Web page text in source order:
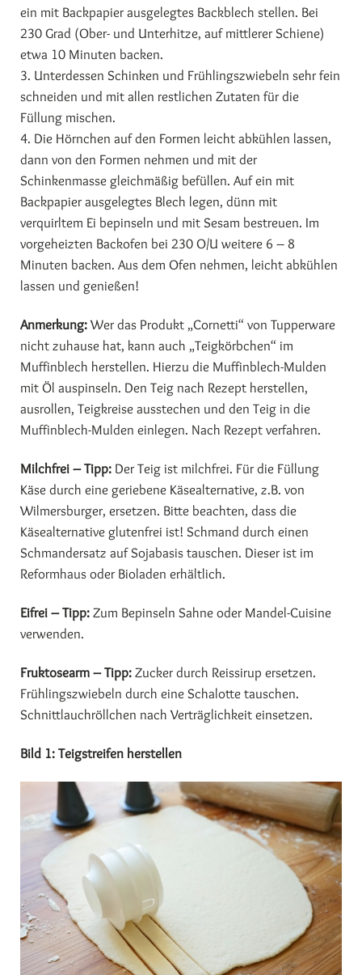
ein mit Backpapier ausgelegtes Backblech stellen. Bei
230 Grad (Ober- und Unterhitze, auf mittlerer Schiene)
etwa 10 Minuten backen.
3. Unterdessen Schinken und Frühlingszwiebeln sehr fein
schneiden und mit allen restlichen Zutaten für die
Füllung mischen.
4. Die Hörnchen auf den Formen leicht abkühlen lassen,
dann von den Formen nehmen und mit der
Schinkenmasse gleichmäßig befüllen. Auf ein mit
Backpapier ausgelegtes Blech legen, dünn mit
verquirltem Ei bepinseln und mit Sesam bestreuen. Im
vorgeheizten Backofen bei 230 O/U weitere 6 – 8
Minuten backen. Aus dem Ofen nehmen, leicht abkühlen
lassen und genießen!
Anmerkung:Wer das Produkt „Cornetti“ von Tupperware
nicht zuhause hat, kann auch „Teigkörbchen“ im
Muffinblech herstellen. Hierzu die Muffinblech-Mulden
mit Öl auspinseln. Den Teig nach Rezept herstellen,
ausrollen, Teigkreise ausstechen und den Teig in die
Muffinblech-Mulden einlegen. Nach Rezept verfahren.
Milchfrei – Tipp: Der Teig ist milchfrei. Für die Füllung
Käse durch eine geriebene Käsealternative, z.B. von
Wilmersburger, ersetzen. Bitte beachten, dass die
Käsealternative glutenfrei ist! Schmand durch einen
Schmandersatz auf Sojabasis tauschen. Dieser ist im
Reformhaus oder Bioladen erhältlich.
Eifrei – Tipp: Zum Bepinseln Sahne oder Mandel-Cuisine
verwenden.
Fruktosearm – Tipp: Zucker durch Reissirup ersetzen.
Frühlingszwiebeln durch eine Schalotte tauschen.
Schnittlauchröllchen nach Verträglichkeit einsetzen.
Bild 1: Teigstreifen herstellen